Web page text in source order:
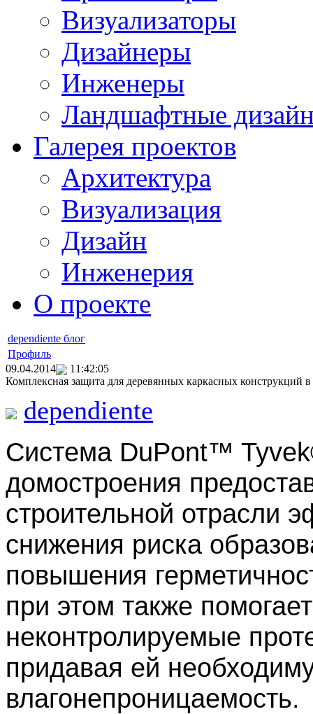
Визуализаторы
Дизайнеры
Инженеры
Ландшафтные
Галерея проектов
Архитектура
Визуализация
Дизайн
Инженерия
О проекте
dependiente блог
Профиль
09.04.2014
11:42:05
Комплексная защита для деревянных каркасных конструкций
dependiente
Система DuPont™
домостроения
строительной отрасли
снижения риска
повышения
при этом также
неконтролируемые
придавая ей
влагонепроницаемость.